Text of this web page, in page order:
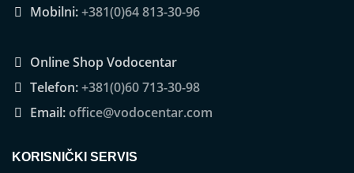
Mobilni:+381(0)64 813-30-96
Online Shop Vodocentar
Telefon:+381(0)60 713-30-98
Email:office@vodocentar.com
KORISNIČKI SERVIS